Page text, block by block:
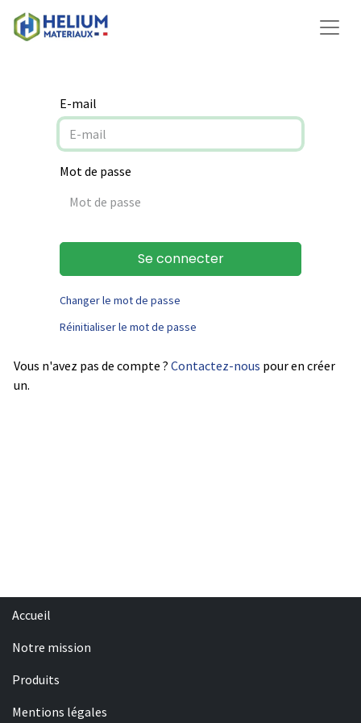
E-mail
Mot de passe
Se connecter
Changer le mot de passe
Réinitialiser le mot de passe
Vous n'avez pas de compte ? Contactez-nous pour en créer
un.
Accueil
Notre mission
Produits
Mentions légales